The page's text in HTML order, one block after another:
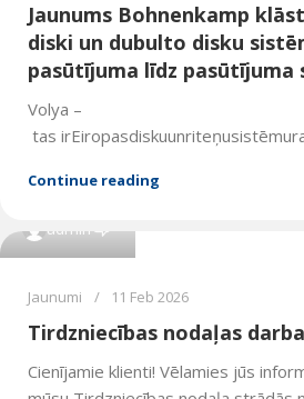
Jaunums Bohnenkamp
diski un dubulto disku
pasūtījuma līdz pasūtījuma
Volya –
tas
Continue reading
admin
Jaunumi 11 Feb 2026
Tirdzniecības nodaļas
Cienījamie klienti! Vēlamies jūs